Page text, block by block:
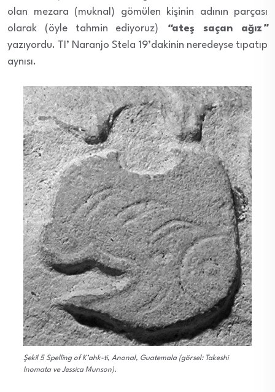
olan mezara (muknal) gömülen kişinin adının parçası
olarak (öyle tahmin ediyoruz)
“ateş saçan ağız ”
yazıyordu. TI’ Naranjo Stela 19’dakinin neredeyse tıpatıp
aynısı.
Şekil 5 Spelling of K’ahk-ti, Anonal, Guatemala (görsel: Takeshi
Inomata ve Jessica Munson).